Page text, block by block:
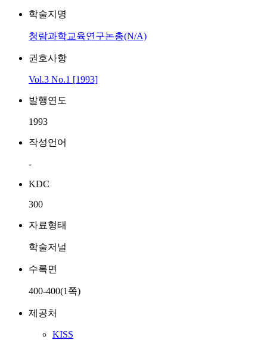
학술지명
청람과학교육연구논총(N/A)
권호사항
Vol.3 No.1 [1993]
발행연도
1993
작성언어
-
KDC
300
자료형태
학술저널
수록면
400-400(1쪽)
제공처
KISS